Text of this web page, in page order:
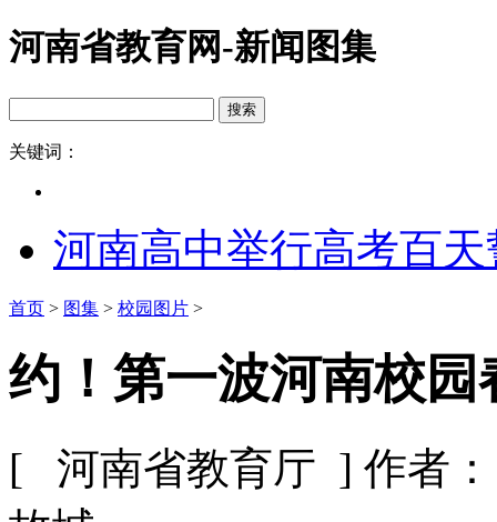
河南省教育网-新闻图集
关键词：
河南高中举行高考百
首页 > 图集 > 校园图片 >
约！第一波河南校
[ 河南省教育厅 ] 作者：